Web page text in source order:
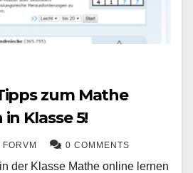
zum Mathe
Klasse 5!
FORVM 0 COMMENTS
der Klasse Mathe online lernen